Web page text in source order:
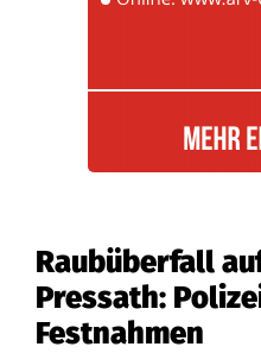
Raubüberfall
Pressath:
Festnahmen